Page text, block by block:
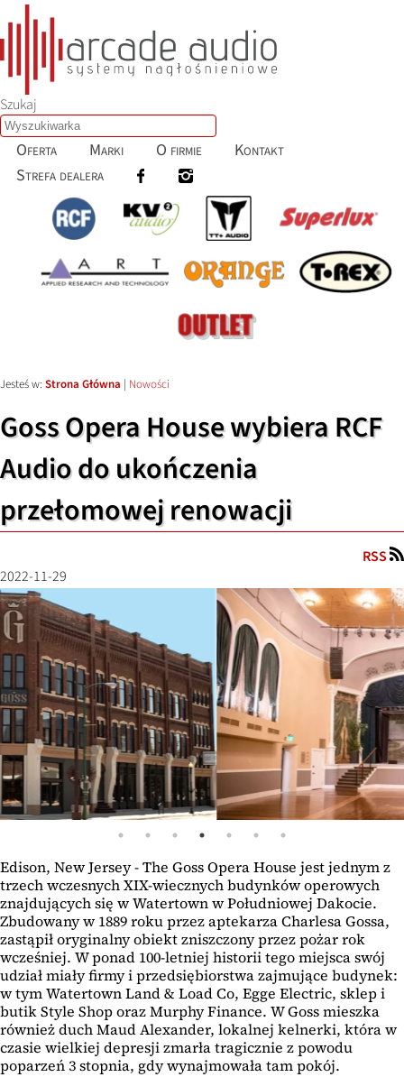
Szukaj
Oferta Marki O firmie
Kontakt
Strefa dealera
Jesteś w: Strona Główna | Nowości
Goss Opera House wybiera RCF
Audio do ukończenia
przełomowej renowacji
RSS
2022-11-29
Edison, New Jersey - The Goss Opera House jest jednym z
trzech wczesnych XIX-wiecznych budynków operowych
znajdujących się w Watertown w Południowej Dakocie.
Zbudowany w 1889 roku przez aptekarza Charlesa Gossa,
zastąpił oryginalny obiekt zniszczony przez pożar rok
wcześniej. W ponad 100-letniej historii tego miejsca swój
udział miały firmy i przedsiębiorstwa zajmujące budynek:
w tym Watertown Land & Load Co, Egge Electric, sklep i
butik Style Shop oraz Murphy Finance. W Goss mieszka
również duch Maud Alexander, lokalnej kelnerki, która w
czasie wielkiej depresji zmarła tragicznie z powodu
poparzeń 3 stopnia, gdy wynajmowała tam pokój.